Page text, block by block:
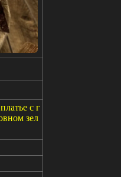
с г
зел